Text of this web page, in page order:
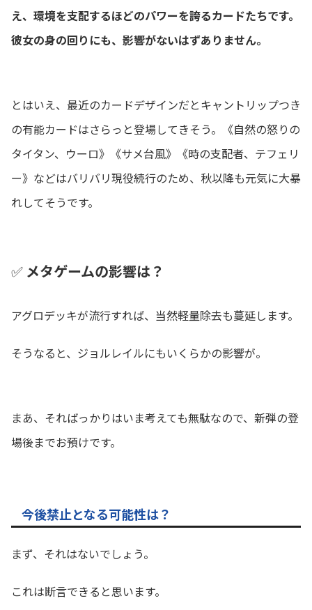
え、環境を支配するほどのパワーを誇るカードたちです。
彼女の身の回りにも、影響がないはずありません。
とはいえ、最近のカードデザインだとキャントリップつき
の有能カードはさらっと登場してきそう。《自然の怒りの
タイタン、ウーロ》《サメ台風》《時の支配者、テフェリ
ー》などはバリバリ現役続行のため、秋以降も元気に大暴
れしてそうです。
✅ メタゲームの影響は？
アグロデッキが流行すれば、当然軽量除去も蔓延します。
そうなると、ジョルレイルにもいくらかの影響が。
まあ、そればっかりはいま考えても無駄なので、新弾の登
場後までお預けです。
今後禁止となる可能性は？
まず、それはないでしょう。
これは断言できると思います。